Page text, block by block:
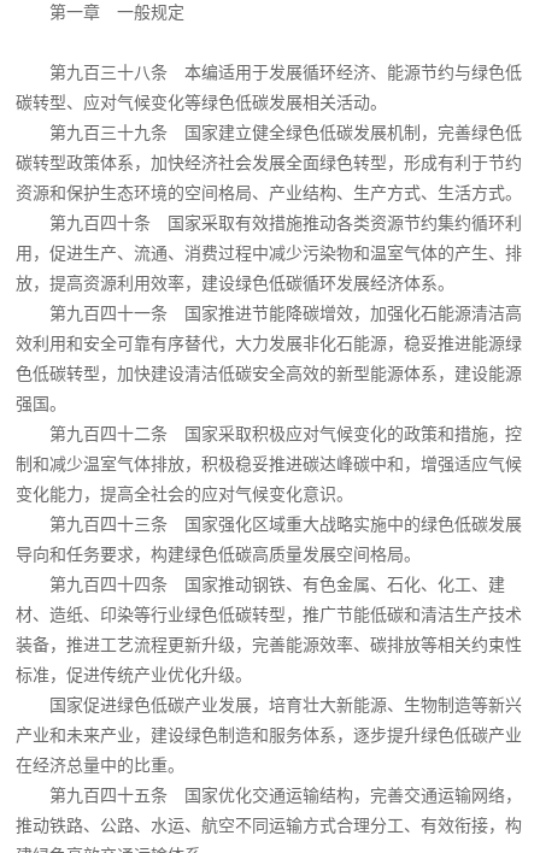
第一章 一般规定
第九百三十八条 本编适用于发展循环经济、能源节约与绿色低
碳转型、应对气候变化等绿色低碳发展相关活动。
第九百三十九条 国家建立健全绿色低碳发展机制，完善绿色低
碳转型政策体系，加快经济社会发展全面绿色转型，形成有利于节约
资源和保护生态环境的空间格局、产业结构、生产方式、生活方式。
第九百四十条 国家采取有效措施推动各类资源节约集约循环利
用，促进生产、流通、消费过程中减少污染物和温室气体的产生、排
放，提高资源利用效率，建设绿色低碳循环发展经济体系。
第九百四十一条 国家推进节能降碳增效，加强化石能源清洁高
效利用和安全可靠有序替代，大力发展非化石能源，稳妥推进能源绿
色低碳转型，加快建设清洁低碳安全高效的新型能源体系，建设能源
强国。
第九百四十二条 国家采取积极应对气候变化的政策和措施，控
制和减少温室气体排放，积极稳妥推进碳达峰碳中和，增强适应气候
变化能力，提高全社会的应对气候变化意识。
第九百四十三条 国家强化区域重大战略实施中的绿色低碳发展
导向和任务要求，构建绿色低碳高质量发展空间格局。
第九百四十四条 国家推动钢铁、有色金属、石化、化工、建
材、造纸、印染等行业绿色低碳转型，推广节能低碳和清洁生产技术
装备，推进工艺流程更新升级，完善能源效率、碳排放等相关约束性
标准，促进传统产业优化升级。
国家促进绿色低碳产业发展，培育壮大新能源、生物制造等新兴
产业和未来产业，建设绿色制造和服务体系，逐步提升绿色低碳产业
在经济总量中的比重。
第九百四十五条 国家优化交通运输结构，完善交通运输网络，
推动铁路、公路、水运、航空不同运输方式合理分工、有效衔接，构